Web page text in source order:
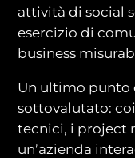
attività di social
esercizio di
business
Un ultimo punto
sottovalutato:
tecnici, i project
un’azienda